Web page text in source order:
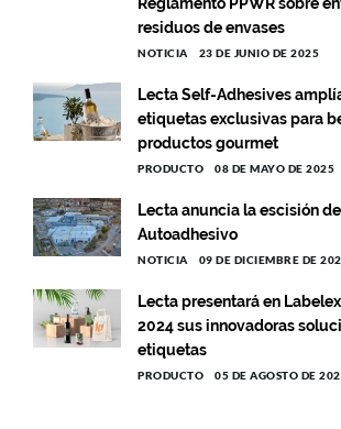
residuos de envases
NOTICIA 23 DE JUNIO DE 2025
Lecta Self-Adhesives
etiquetas exclusivas para
productos gourmet
PRODUCTO 08 DE MAYO DE 2025
Lecta anuncia la escisión
Autoadhesivo
NOTICIA 09 DE DICIEMBRE DE
Lecta presentará en
2024 sus innovadoras
etiquetas
PRODUCTO 05 DE AGOSTO DE